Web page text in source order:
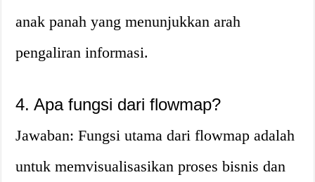
anak panah yang menunjukkan arah
pengaliran informasi.
4. Apa fungsi dari flowmap?
Jawaban: Fungsi utama dari flowmap adalah
untuk memvisualisasikan proses bisnis dan